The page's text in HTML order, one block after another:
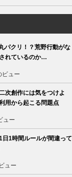
パクリ！？荒野行動がな
れているのか…
ビュー
次創作には気をつけよ
用から起こる問題点
ュー
日1時間ルールが間違って
ュー